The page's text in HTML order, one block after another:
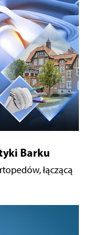
Barku
łączącą